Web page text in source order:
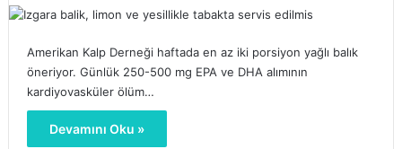
Amerikan Kalp Derneği haftada en az iki porsiyon yağlı balık
öneriyor. Günlük 250-500 mg EPA ve DHA alımının
kardiyovasküler ölüm…
Devamını Oku »